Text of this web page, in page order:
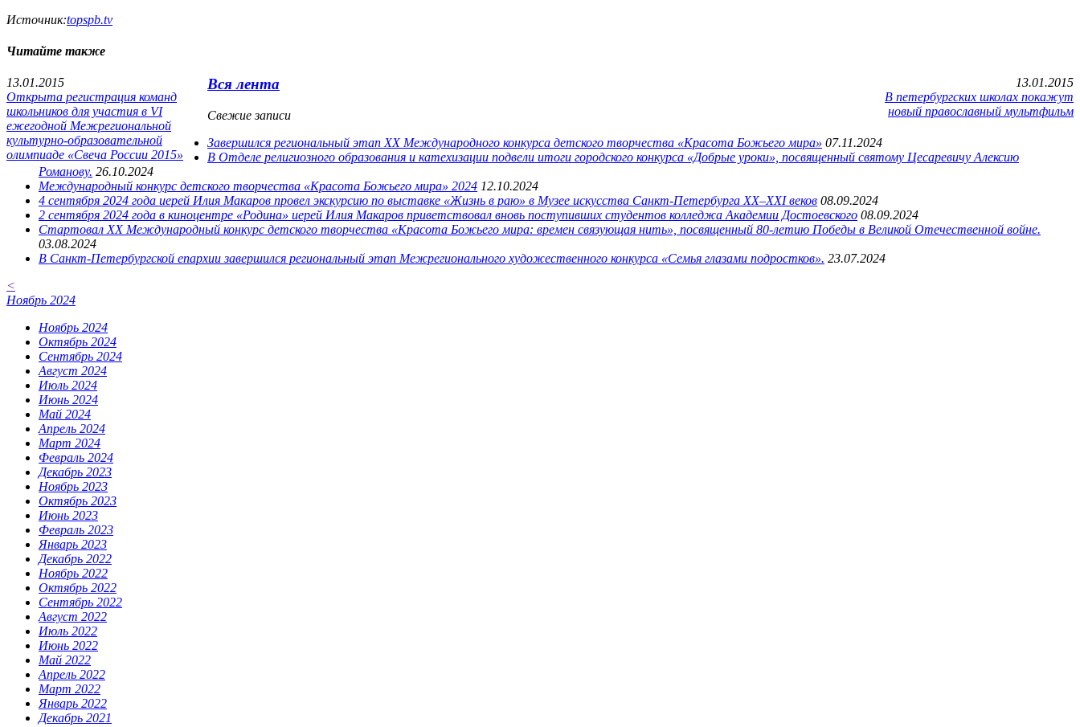
Источник:topspb.tv
Читайте также
13.01.2015
Открыта регистрация команд
школьников для участия в VI
ежегодной Межрегиональной
культурно-образовательной
олимпиаде «Свеча России 2015»
13.01.2015
В петербургских школах покажут
новый православный мультфильм
Вся лента
Свежие записи
Завершился региональный этап XX Международного конкурса детского творчества «Красота Божьего мира» 07.11.2024
В Отделе религиозного образования и катехизации подвели итоги городского конкурса «Добрые уроки», посвященный святому Цесаревичу Алексию
Романову. 26.10.2024
Международный конкурс детского творчества «Красота Божьего мира» 2024 12.10.2024
4 сентября 2024 года иерей Илия Макаров провел экскурсию по выставке «Жизнь в раю» в Музее искусства Санкт-Петербурга XX–XXI веков 08.09.2024
2 сентября 2024 года в киноцентре «Родина» иерей Илия Макаров приветствовал вновь поступивших студентов колледжа Академии Достоевского 08.09.2024
Cтартовал XX Международный конкурс детского творчества «Красота Божьего мира: времен связующая нить», посвященный 80-летию Победы в Великой Отечественной войне.
03.08.2024
В Санкт-Петербургской епархии завершился региональный этап Межрегионального художественного конкурса «Семья глазами подростков». 23.07.2024
<
Ноябрь 2024
Ноябрь 2024
Октябрь 2024
Сентябрь 2024
Август 2024
Июль 2024
Июнь 2024
Май 2024
Апрель 2024
Март 2024
Февраль 2024
Декабрь 2023
Ноябрь 2023
Октябрь 2023
Июнь 2023
Февраль 2023
Январь 2023
Декабрь 2022
Ноябрь 2022
Октябрь 2022
Сентябрь 2022
Август 2022
Июль 2022
Июнь 2022
Май 2022
Апрель 2022
Март 2022
Январь 2022
Декабрь 2021